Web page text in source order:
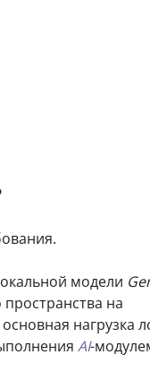
модели
на
основная нагрузка
AI-